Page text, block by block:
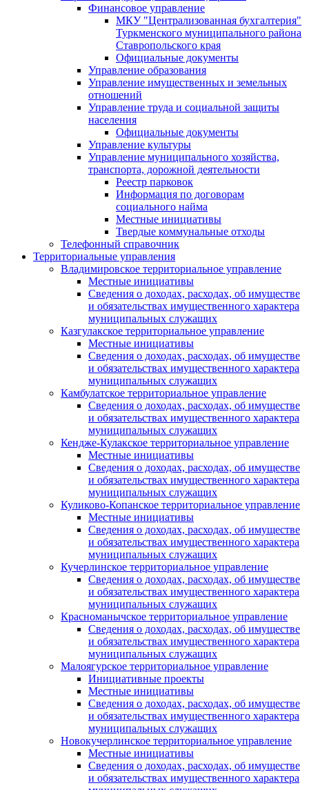
Финансовое управление
МКУ "Централизованная бухгалтерия"
Туркменского муниципального района
Ставропольского края
Официальные документы
Управление образования
Управление имущественных и земельных
отношений
Управление труда и социальной защиты
населения
Официальные документы
Управление культуры
Управление муниципального хозяйства,
транспорта, дорожной деятельности
Реестр парковок
Информация по договорам
социального найма
Местные инициативы
Твердые коммунальные отходы
Телефонный справочник
Территориальные управления
Владимировское территориальное управление
Местные инициативы
Сведения о доходах, расходах, об имуществе
и обязательствах имущественного характера
муниципальных служащих
Казгулакское территориальное управление
Местные инициативы
Сведения о доходах, расходах, об имуществе
и обязательствах имущественного характера
муниципальных служащих
Камбулатское территориальное управление
Сведения о доходах, расходах, об имуществе
и обязательствах имущественного характера
муниципальных служащих
Кендже-Кулакское территориальное управление
Местные инициативы
Сведения о доходах, расходах, об имуществе
и обязательствах имущественного характера
муниципальных служащих
Куликово-Копанское территориальное управление
Местные инициативы
Сведения о доходах, расходах, об имуществе
и обязательствах имущественного характера
муниципальных служащих
Кучерлинское территориальное управление
Сведения о доходах, расходах, об имуществе
и обязательствах имущественного характера
муниципальных служащих
Красноманычское территориальное управление
Сведения о доходах, расходах, об имуществе
и обязательствах имущественного характера
муниципальных служащих
Малоягурское территориальное управление
Инициативные проекты
Местные инициативы
Сведения о доходах, расходах, об имуществе
и обязательствах имущественного характера
муниципальных служащих
Новокучерлинское территориальное управление
Местные инициативы
Сведения о доходах, расходах, об имуществе
и обязательствах имущественного характера